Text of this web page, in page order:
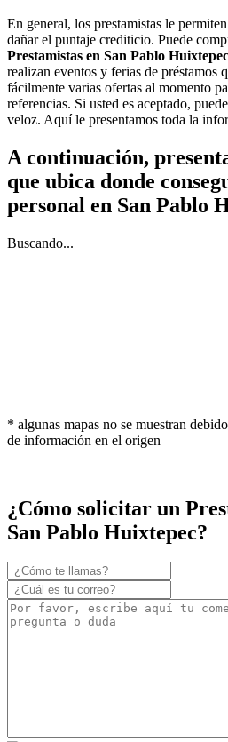
En general, los prestamistas le
dañar el puntaje crediticio. Puede
Prestamistas en San Pablo
realizan eventos y ferias de préstamos
fácilmente varias ofertas al momento
referencias. Si usted es aceptado,
veloz. Aquí le presentamos toda la
A continuación,
que ubica donde
personal en San Pablo
Buscando...
* algunas mapas no se muestran
de información en el origen
¿Cómo solicitar un
San Pablo Huixtepec?